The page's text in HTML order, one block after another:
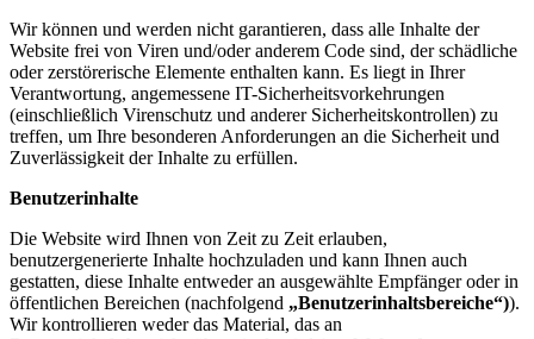
Wir können und werden nicht garantieren, dass alle Inhalte der
Website frei von Viren und/oder anderem Code sind, der schädliche
oder zerstörerische Elemente enthalten kann. Es liegt in Ihrer
Verantwortung, angemessene IT-Sicherheitsvorkehrungen
(einschließlich Virenschutz und anderer Sicherheitskontrollen) zu
treffen, um Ihre besonderen Anforderungen an die Sicherheit und
Zuverlässigkeit der Inhalte zu erfüllen.
Benutzerinhalte
Die Website wird Ihnen von Zeit zu Zeit erlauben,
benutzergenerierte Inhalte hochzuladen und kann Ihnen auch
gestatten, diese Inhalte entweder an ausgewählte Empfänger oder in
öffentlichen Bereichen (nachfolgend „Benutzerinhaltsbereiche“)).
Wir kontrollieren weder das Material, das an